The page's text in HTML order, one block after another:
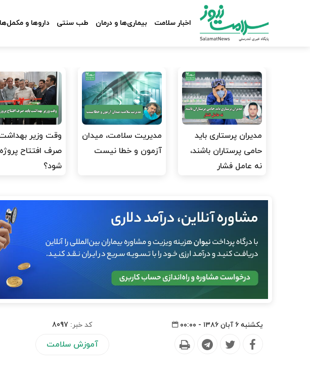
اخبار سلامت بیماری‌ها و درمان طب سنتی داروها و مکمل‌ها
مدیران پرستاری باید
حامی پرستاران باشند،
نه عامل فشار
مدیریت سلامت، میدان
آزمون و خطا نیست
وقت وزیر بهداشت
صرف افتتاح
شود؟
یکشنبه ۶ آبان ۱۳۸۶ - ۰۰:۰۰ کد خبر: 8097
آموزش سلامت